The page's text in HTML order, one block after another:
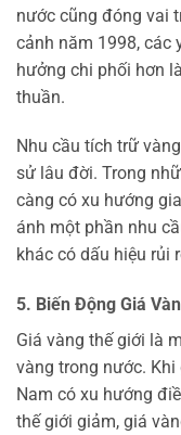
nước cũng đóng vai
cảnh năm 1998, các
hưởng chi phối hơn
thuần.
Nhu cầu tích trữ
sử lâu đời. Trong
càng có xu hướng
ánh một phần nhu
khác có dấu hiệu rủi
5. Biến Động Giá
Giá vàng thế giới là
vàng trong nước.
Nam có xu hướng
thế giới giảm, giá